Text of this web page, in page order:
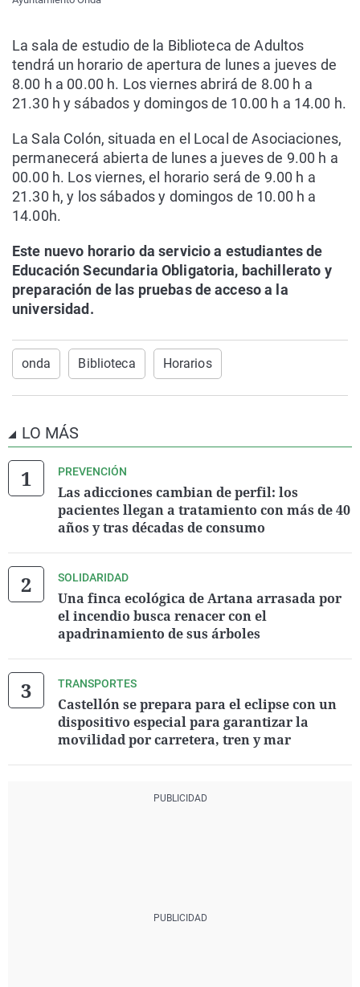
La sala de estudio de la Biblioteca de Adultos
tendrá un horario de apertura de lunes a jueves de
8.00 h a 00.00 h. Los viernes abrirá de 8.00 h a
21.30 h y sábados y domingos de 10.00 h a 14.00 h.
La Sala Colón, situada en el Local de Asociaciones,
permanecerá abierta de lunes a jueves de 9.00 h a
00.00 h. Los viernes, el horario será de 9.00 h a
21.30 h, y los sábados y domingos de 10.00 h a
14.00h.
Este nuevo horario da servicio a estudiantes de
Educación Secundaria Obligatoria, bachillerato y
preparación de las pruebas de acceso a la
universidad.
onda Biblioteca Horarios
LO MÁS
PREVENCIÓN
Las adicciones cambian de perfil: los
pacientes llegan a tratamiento con más de 40
años y tras décadas de consumo
SOLIDARIDAD
Una finca ecológica de Artana arrasada por
el incendio busca renacer con el
apadrinamiento de sus árboles
TRANSPORTES
Castellón se prepara para el eclipse con un
dispositivo especial para garantizar la
movilidad por carretera, tren y mar